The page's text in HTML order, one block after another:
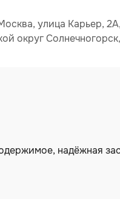
улица Карьер, 2А,
округ
надёжная